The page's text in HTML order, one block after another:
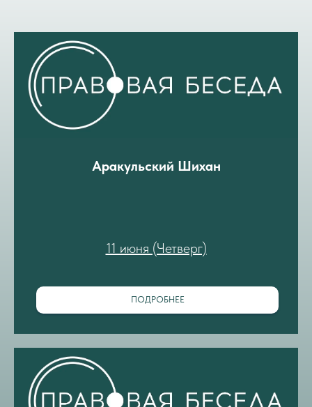
Аракульский Шихан
11 июня (Четверг)
ПОДРОБНЕЕ